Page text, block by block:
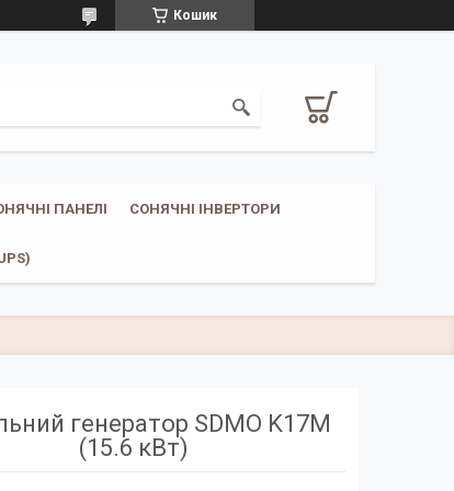
Кошик
ПАНЕЛІ СОНЯЧНІ ІНВЕРТОРИ
генератор SDMO K17M
(15.6 кВт)